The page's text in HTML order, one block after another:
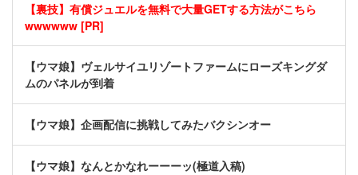
【裏技】有償ジュエルを無料で大量GETする方法がこちら
wwwwww [PR]
【ウマ娘】ヴェルサイユリゾートファームにローズキングダ
ムのパネルが到着
【ウマ娘】企画配信に挑戦してみたバクシンオー
【ウマ娘】なんとかなれーーーッ(極道入稿)